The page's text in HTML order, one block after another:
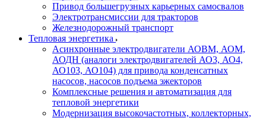
Привод большегрузных карьерных самосвалов
Электротрансмиссии для тракторов
Железнодорожный транспорт
Тепловая энергетика
Асинхронные электродвигатели АОВМ, АОМ,
АОДН (аналоги электродвигателей АО3, АО4,
АО103, АО104) для привода конденсатных
насосов, насосов подъема эжекторов
Комплексные решения и автоматизация для
тепловой энергетики
Модернизация высокочастотных, коллекторных,